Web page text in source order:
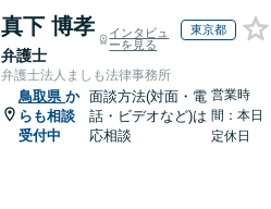
真下 博孝
弁護士
インタビュ
ーを見る
東京都
弁護士法人ましも法律事務所
鳥取県 か
らも相談
受付中
面談方法(対面・電
話・ビデオなど)は
応相談
営業時
間：本日
定休日